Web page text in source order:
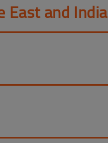
East and India